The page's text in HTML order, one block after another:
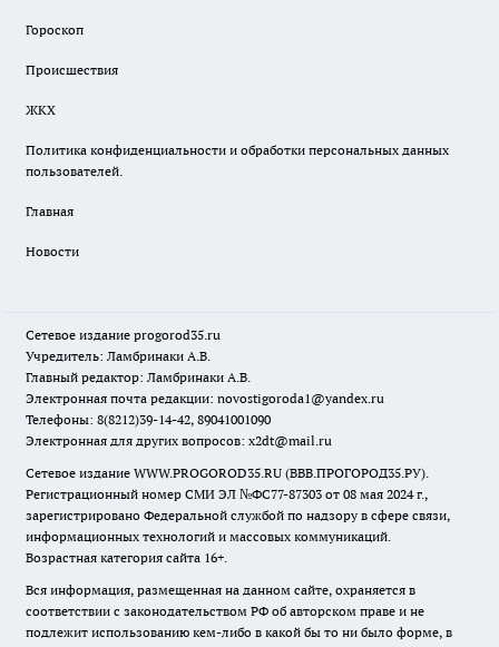
Гороскоп
Происшествия
ЖКХ
Политика конфиденциальности и обработки персональных данных
пользователей.
Главная
Новости
Сетевое издание progorod35.ru
Учредитель: Ламбринаки А.В.
Главный редактор: Ламбринаки А.В.
Электронная почта редакции: novostigoroda1@yandex.ru
Телефоны: 8(8212)39-14-42, 89041001090
Электронная для других вопросов: x2dt@mail.ru
Сетевое издание WWW.PROGOROD35.RU (ВВВ.ПРОГОРОД35.РУ).
Регистрационный номер СМИ ЭЛ №ФС77-87303 от 08 мая 2024 г.,
зарегистрировано Федеральной службой по надзору в сфере связи,
информационных технологий и массовых коммуникаций.
Возрастная категория сайта 16+.
Вся информация, размещенная на данном сайте, охраняется в
соответствии с законодательством РФ об авторском праве и не
подлежит использованию кем-либо в какой бы то ни было форме, в